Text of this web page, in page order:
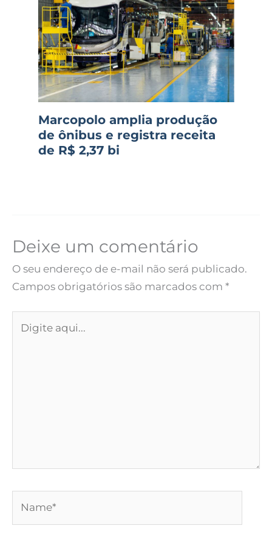
Marcopolo amplia produção
de ônibus e registra receita
de R$ 2,37 bi
Deixe um comentário
O seu endereço de e-mail não será publicado.
Campos obrigatórios são marcados com *
aqui...